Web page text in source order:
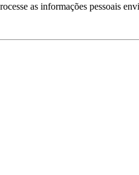
as informações pessoais